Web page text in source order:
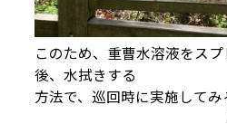
このため、重曹水溶液をス
後、水拭きする
方法で、巡回時に実施してみ
↓重曹水溶